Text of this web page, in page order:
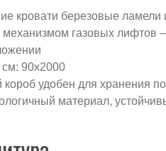
кровати березовые ламели
механизмом газовых лифтов
см: 90х2000
удобен для хранения
материал,